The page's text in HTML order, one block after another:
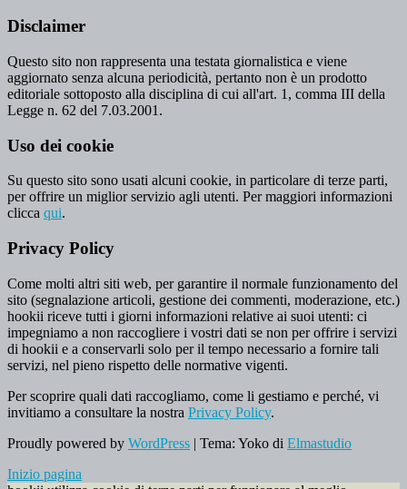
Disclaimer
Questo sito non rappresenta una testata giornalistica e viene
aggiornato senza alcuna periodicità, pertanto non è un prodotto
editoriale sottoposto alla disciplina di cui all'art. 1, comma III della
Legge n. 62 del 7.03.2001.
Uso dei cookie
Su questo sito sono usati alcuni cookie, in particolare di terze parti,
per offrire un miglior servizio agli utenti. Per maggiori informazioni
clicca qui.
Privacy Policy
Come molti altri siti web, per garantire il normale funzionamento del
sito (segnalazione articoli, gestione dei commenti, moderazione, etc.)
hookii riceve tutti i giorni informazioni relative ai suoi utenti: ci
impegniamo a non raccogliere i vostri dati se non per offrire i servizi
di hookii e a conservarli solo per il tempo necessario a fornire tali
servizi, nel pieno rispetto delle normative vigenti.
Per scoprire quali dati raccogliamo, come li gestiamo e perché, vi
invitiamo a consultare la nostra Privacy Policy.
Proudly powered by WordPress | Tema: Yoko di Elmastudio
Inizio pagina